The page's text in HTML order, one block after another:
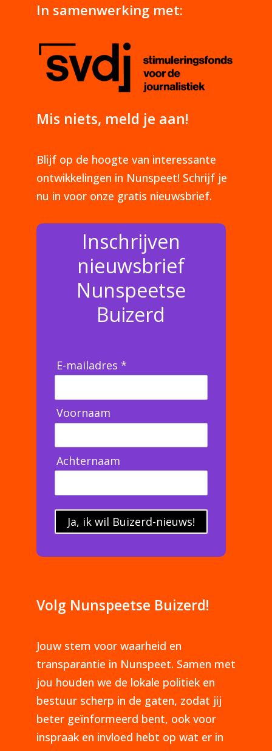
In samenwerking met:
Mis niets, meld je aan!
Blijf op de hoogte van interessante
ontwikkelingen in Nunspeet! Schrijf je
nu in voor onze gratis nieuwsbrief.
Inschrijven
nieuwsbrief
Nunspeetse
Buizerd
E-mailadres *
Voornaam
Achternaam
Ja, ik wil Buizerd-nieuws!
Volg Nunspeetse Buizerd!
Jouw stem voor waarheid en
transparantie in Nunspeet. Samen met
jou houden we de lokale politiek en
bestuur scherp in de gaten, zodat jij
beter geïnformeerd bent, ook voor
inspraak en invloed hebt op wat er in